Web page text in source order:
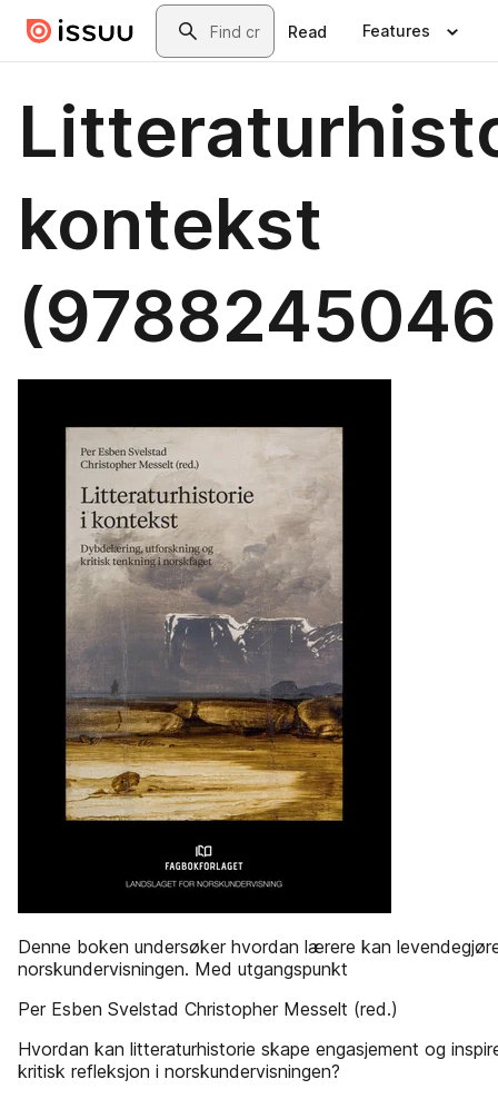
Skip to main contentSearch
Read Features
kontekst
Denne boken undersøker hvordan lærere kan
norskundervisningen. Med utgangspunkt
Per Esben Svelstad Christopher Messelt (red.)
Hvordan kan litteraturhistorie skape engasjement og
kritisk refleksjon i norskundervisningen?